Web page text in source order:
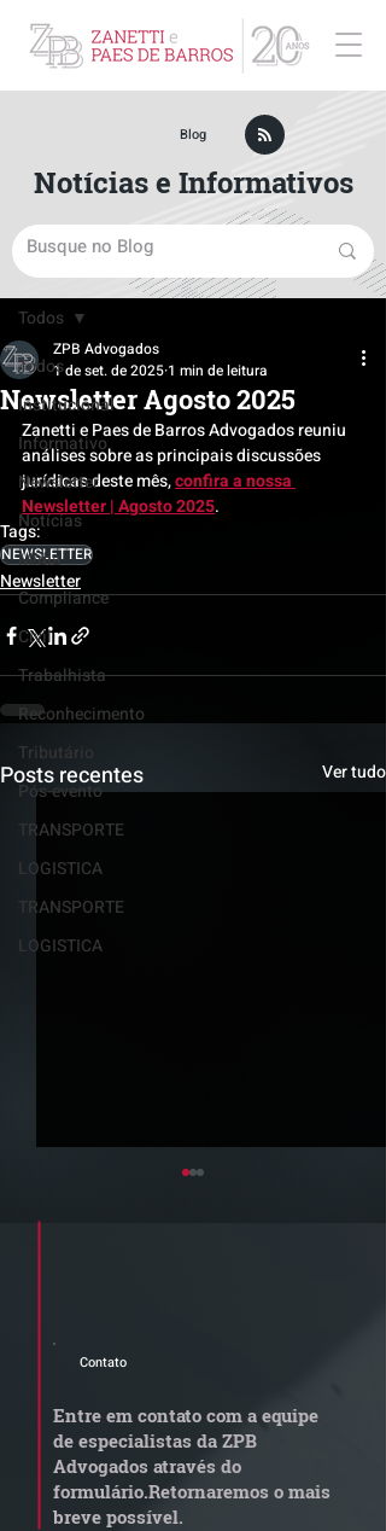
Post
Todos
Institucional
Informativo
Newsletter
Notícias
Mídia
Compliance
Civil
Trabalhista
Reconhecimento
Tributário
Pós-evento
TRANSPORTE
LOGISTICA
TRANSPORTE
LOGISTICA
Todos
Newsletter Agosto 2025
ZPB Advogados
1 de set. de 2025 1 min de leitura
Zanetti e Paes de Barros Advogados reuniu
análises sobre as principais discussões
jurídicas deste mês, confira a nossa
Newsletter | Agosto 2025.
Tags:
NEWSLETTER
Newsletter
Posts recentes Ver tudo
Newsletter Junho 2026 |
mês
Blog
Notícias e Informativos
Contato
Entre em contato com a equipe
de especialistas da ZPB
Advogados através do
formulário.Retornaremos o mais
breve possível.